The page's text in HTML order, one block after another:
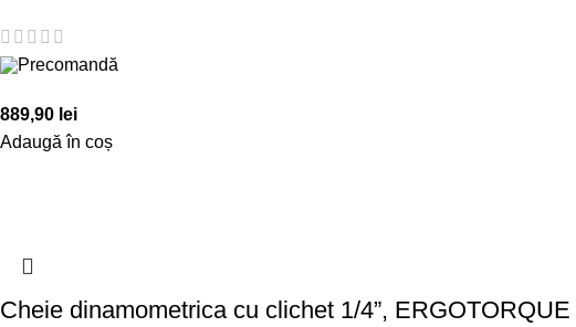
Precomandă
889,90 lei
Adaugă în coș
Cheie dinamometrica cu clichet 1/4”,